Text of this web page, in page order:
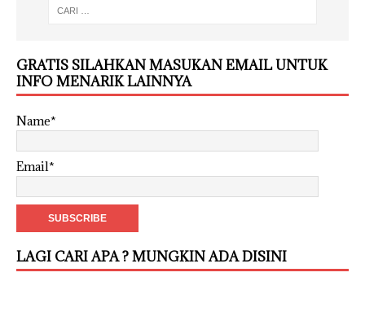
GRATIS SILAHKAN MASUKAN EMAIL UNTUK
INFO MENARIK LAINNYA
Name*
Email*
LAGI CARI APA ? MUNGKIN ADA DISINI